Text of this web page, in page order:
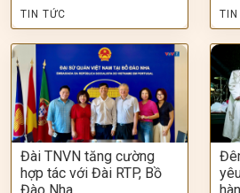
TIN TỨC TIN
Đài TNVN tăng cường
hợp tác với Đài RTP, Bồ